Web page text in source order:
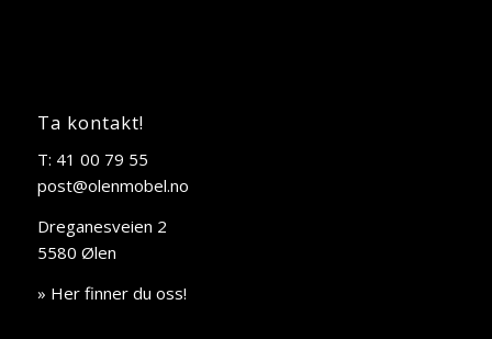
Ta kontakt!
T: 41 00 79 55
post@olenmobel.no
Dreganesveien 2
5580 Ølen
» Her finner du oss!